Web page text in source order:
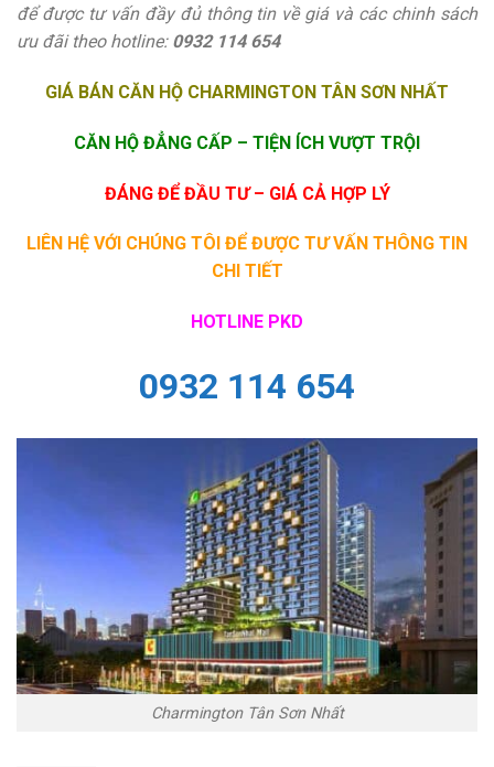
để được tư vấn đầy đủ thông tin về giá và các chinh sách
ưu đãi theo hotline: 0932 114 654
GIÁ BÁN CĂN HỘ CHARMINGTON TÂN SƠN NHẤT
CĂN HỘ ĐẲNG CẤP – TIỆN ÍCH VƯỢT TRỘI
ĐÁNG ĐỂ ĐẦU TƯ – GIÁ CẢ HỢP LÝ
LIÊN HỆ VỚI CHÚNG TÔI ĐỂ ĐƯỢC TƯ VẤN THÔNG TIN
CHI TIẾT
HOTLINE PKD
0932 114 654
Charmington Tân Sơn Nhất